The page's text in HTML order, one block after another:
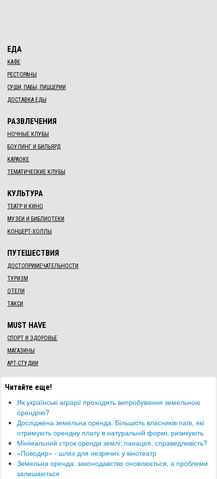
ЕДА
КАФЕ
РЕСТОРАНЫ
СУШИ, ПАБЫ, ПИЦЦЕРИИ
ДОСТАВКА ЕДЫ
РАЗВЛЕЧЕНИЯ
НОЧНЫЕ КЛУБЫ
БОУЛИНГ И БИЛЬЯРД
КАРАОКЕ
ТЕМАТИЧЕСКИЕ КЛУБЫ
КУЛЬТУРА
ТЕАТР И КИНО
МУЗЕИ И БИБЛИОТЕКИ
КОНЦЕРТ-ХОЛЛЫ
ПУТЕШЕСТВИЯ
ДОСТОПРИМЕЧАТЕЛЬНОСТИ
ТУРИЗМ
ОТЕЛИ
ТАКСИ
MUST HAVE
СПОРТ И ЗДОРОВЬЕ
МАГАЗИНЫ
АРТ-СТУДИИ
Читайте еще!
Як українські аграрії проходять випробування земельною
орендою?
​Досліджена земельна оренда. Більшість власників паїв, які
отримують орендну плату в натуральній формі, ризикують
Мінімальний строк оренди землі: панацея, справедливість?
​«Поводир» - шлях для незрячих у кінотеатр
Земельна оренда: законодавство оновлюється, а проблеми
залишаються